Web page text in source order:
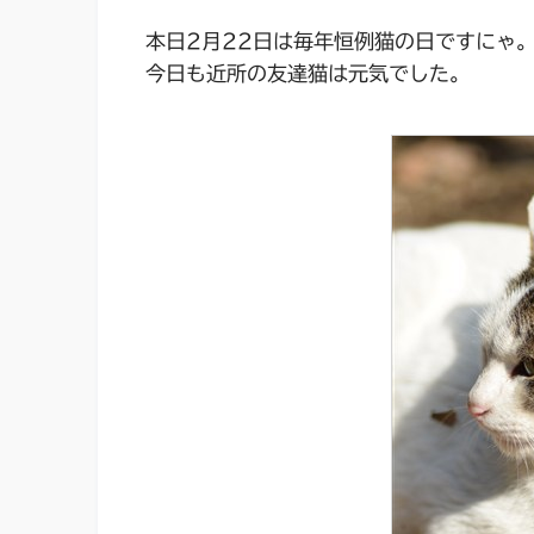
本日2月22日は毎年恒例 猫の日 ですにゃ
今日も近所の友達猫は元気でした。